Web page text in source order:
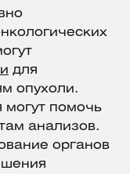
для
опухоли.
помочь
анализов.
органов